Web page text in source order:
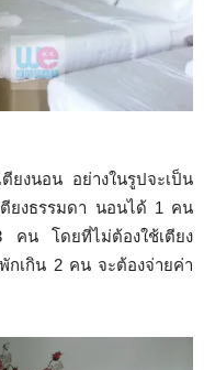
ยงนอน อย่างในรูปจะเป็น
ยงธรรมดา นอนได้ 1 คน
คน โดยที่ไม่ต้องใช้เตียง
กเกิน 2 คน จะต้องจ่ายค่า